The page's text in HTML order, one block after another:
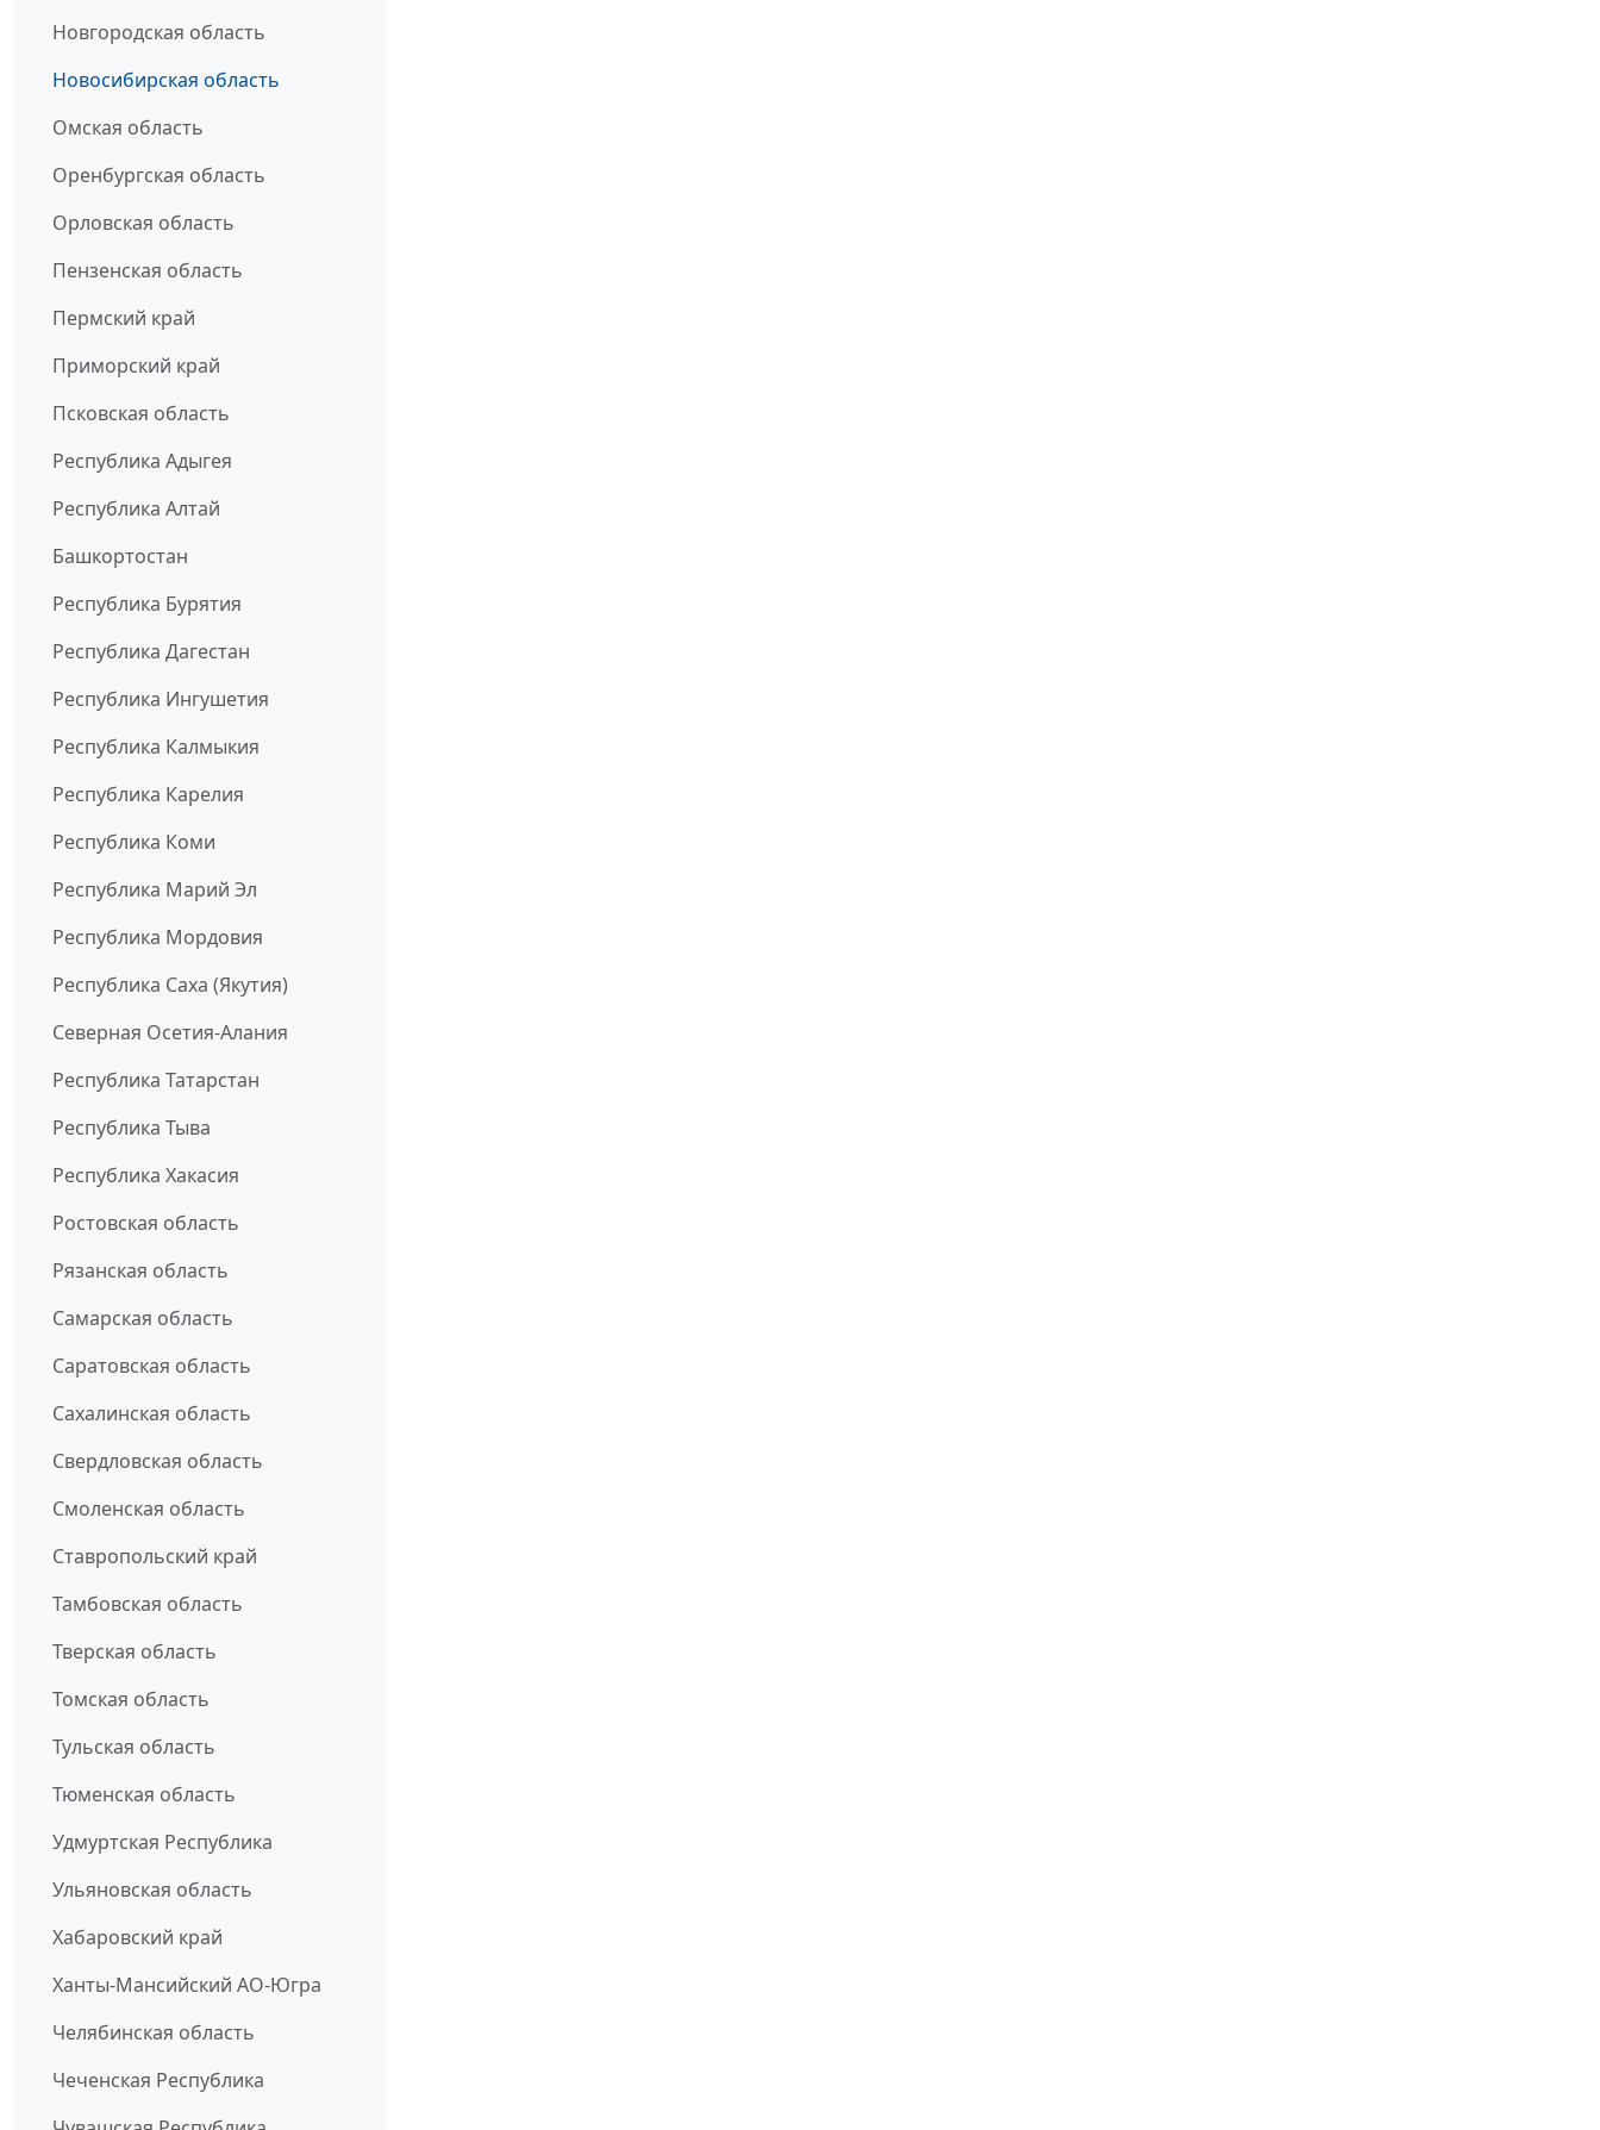
Новгородская область
Новосибирская область
Омская область
Оренбургская область
Орловская область
Пензенская область
Пермский край
Приморский край
Псковская область
Республика Адыгея
Республика Алтай
Башкортостан
Республика Бурятия
Республика Дагестан
Республика Ингушетия
Республика Калмыкия
Республика Карелия
Республика Коми
Республика Марий Эл
Республика Мордовия
Республика Саха (Якутия)
Северная Осетия-Алания
Республика Татарстан
Республика Тыва
Республика Хакасия
Ростовская область
Рязанская область
Самарская область
Саратовская область
Сахалинская область
Свердловская область
Смоленская область
Ставропольский край
Тамбовская область
Тверская область
Томская область
Тульская область
Тюменская область
Удмуртская Республика
Ульяновская область
Хабаровский край
Ханты-Мансийский АО-Югра
Челябинская область
Чеченская Республика